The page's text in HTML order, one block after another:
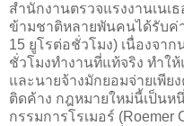
สำนักงานตรวจแรงงานเนเ
ข้ามชาติหลายพันคนได้รับค่
15 ยูโรต่อชั่วโมง) เนื่องจา
ชั่วโมงทำงานที่แท้จริง ทำใ
และนายจ้างมักยอมจ่ายเพีย
ติดค้าง กฎหมายใหม่นี้เป็น
กรรมการโรเมอร์ (Roemer